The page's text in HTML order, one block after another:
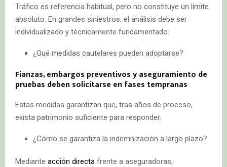
Tráfico es referencia habitual, pero no constituye un límite
absoluto. En grandes siniestros, el análisis debe ser
individualizado y técnicamente fundamentado.
¿Qué medidas cautelares pueden adoptarse?
Fianzas, embargos preventivos y aseguramiento de
pruebas deben solicitarse en fases tempranas
Estas medidas garantizan que, tras años de proceso,
exista patrimonio suficiente para responder.
¿Cómo se garantiza la indemnización a largo plazo?
Mediante acción directa frente a aseguradoras,